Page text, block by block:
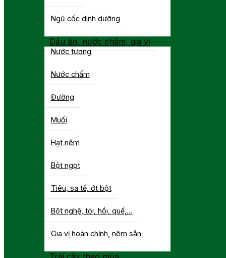
Ngũ cốc dinh dưỡng
Dầu ăn, nước chấm, gia vị
Nước tương
Nước chấm
Đường
Muối
Hạt nêm
Bột ngọt
Tiêu, sa tế, ớt bột
Bột nghệ, tỏi, hồi, quế,…
Gia vị hoàn chỉnh, nêm sẵn